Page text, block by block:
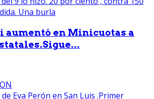
aumentó en Minicuotas a